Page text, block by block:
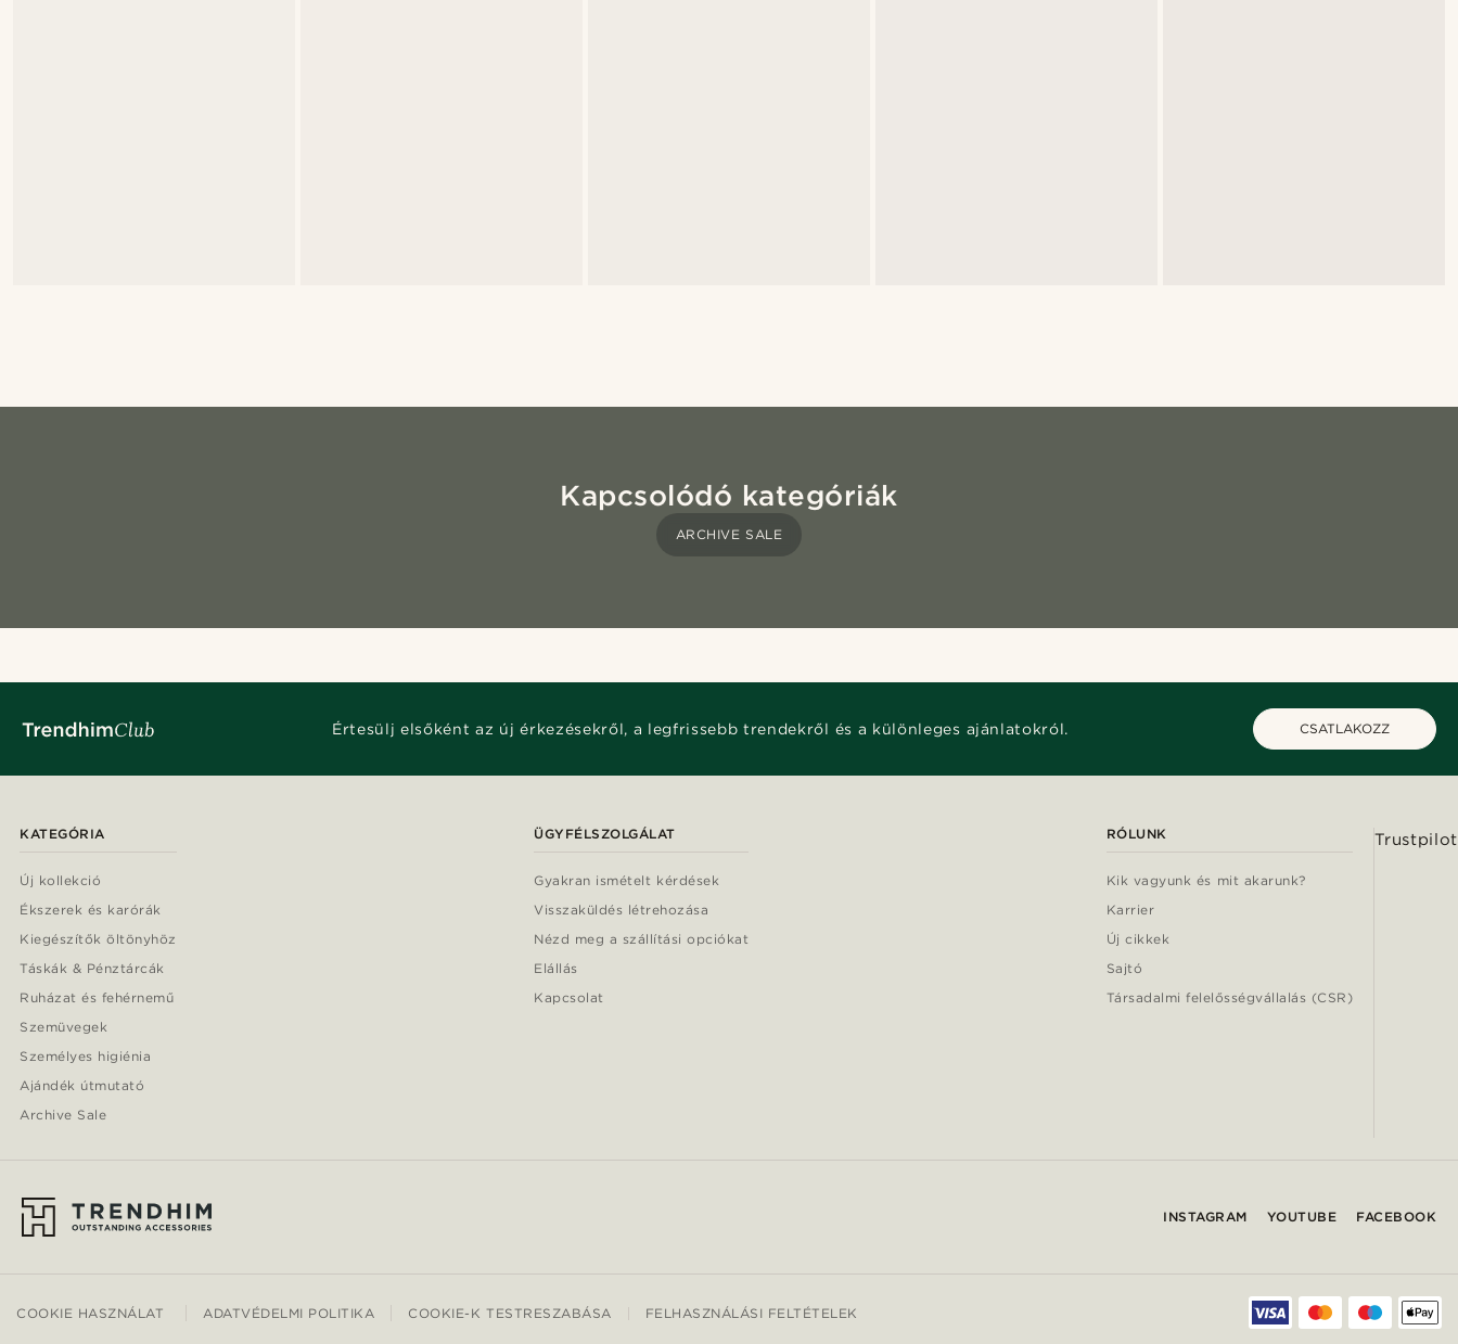
Kapcsolódó kategóriák
ARCHIVE SALE
Értesülj elsőként az új érkezésekről, a legfrissebb trendekről és a különleges ajánlatokról. CSATLAKOZZ
KATEGÓRIA
Új kollekció
Ékszerek és karórák
Kiegészítők öltönyhöz
Táskák & Pénztárcák
Ruházat és fehérnemű
Szemüvegek
Személyes higiénia
Ajándék útmutató
Archive Sale
ÜGYFÉLSZOLGÁLAT
Gyakran ismételt kérdések
Visszaküldés létrehozása
Nézd meg a szállítási opciókat
Elállás
Kapcsolat
RÓLUNK
Kik vagyunk és mit akarunk?
Karrier
Új cikkek
Sajtó
Társadalmi felelősségvállalás (CSR)
Trustpilot
INSTAGRAM YOUTUBE FACEBOOK
COOKIE HASZNÁLAT ADATVÉDELMI POLITIKA COOKIE-K TESTRESZABÁSA FELHASZNÁLÁSI FELTÉTELEK